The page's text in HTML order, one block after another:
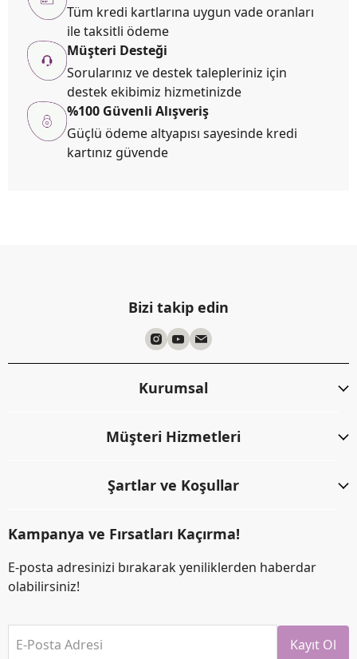
Tüm kredi kartlarına uygun vade oranları
ile taksitli ödeme
Müşteri Desteği
Sorularınız ve destek talepleriniz için
destek ekibimiz hizmetinizde
%100 Güvenli Alışveriş
Güçlü ödeme altyapısı sayesinde kredi
kartınız güvende
Bizi takip edin
Kurumsal
Müşteri Hizmetleri
Şartlar ve Koşullar
Kampanya ve Fırsatları Kaçırma!
E-posta adresinizi bırakarak yeniliklerden haberdar
olabilirsiniz!
E-Posta Adresi Kayıt Ol